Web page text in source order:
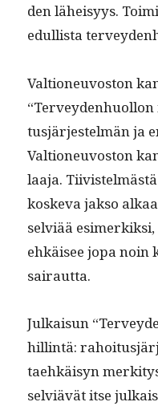
den läheisyys.
edullista
Val­tioneu­vos­ton
tusjär­jestelmän ja
Val­tioneu­vos­ton
laa­ja.
koske­va jak­so
selviää
ehkäisee jopa
sairautta.
Julka­isun
hillintä:
taehkäisyn
selviävät itse